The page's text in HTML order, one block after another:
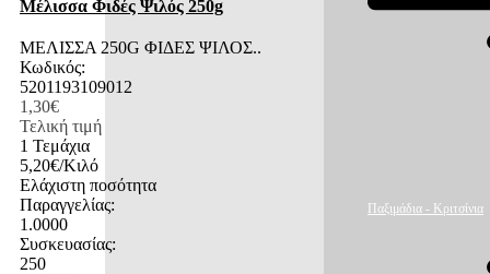
Παξιμάδια - Κριτσίνια
Μέλισσα Φιδές Ψιλός 250g
ΜΕΛΙΣΣΑ 250G ΦΙΔΕΣ ΨΙΛΟΣ..
Κωδικός:
5201193109012
1,30€
Τελική τιμή
1 Τεμάχια
5,20€/Κιλό
Ελάχιστη ποσότητα
Παραγγελίας:
1.0000
Συσκευασίας:
250